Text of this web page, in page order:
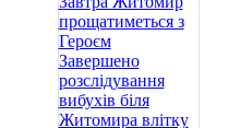
прощатиметься з
Героєм
Завершено
розслідування
вибухів біля
Житомира влітку